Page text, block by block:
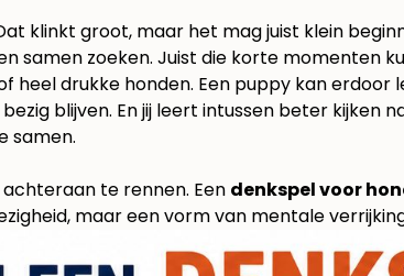
klinkt groot, maar het mag juist klein
samen zoeken. Juist die korte momenten
drukke honden. Een puppy kan erdoor
blijven. En jij leert intussen beter kijken
samen.
te rennen. Een denkspel voor
maar een vorm van mentale